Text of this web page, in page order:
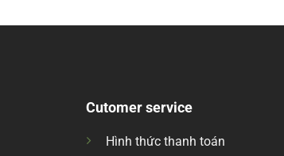
Cutomer service
Hình thức thanh toán